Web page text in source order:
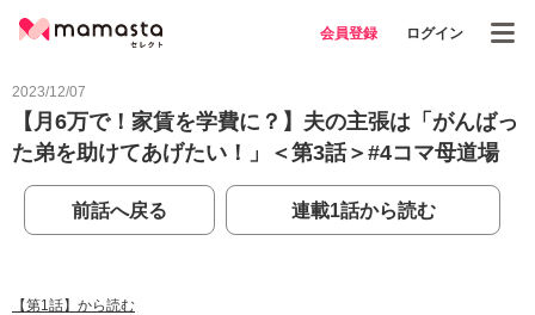
会員登録 ログイン
2023/12/07
【月6万で！家賃を学費に？】夫の主張は「がんばっ
た弟を助けてあげたい！」＜第3話＞#4コマ母道場
前話へ戻る 連載1話から読む
【第1話】から読む